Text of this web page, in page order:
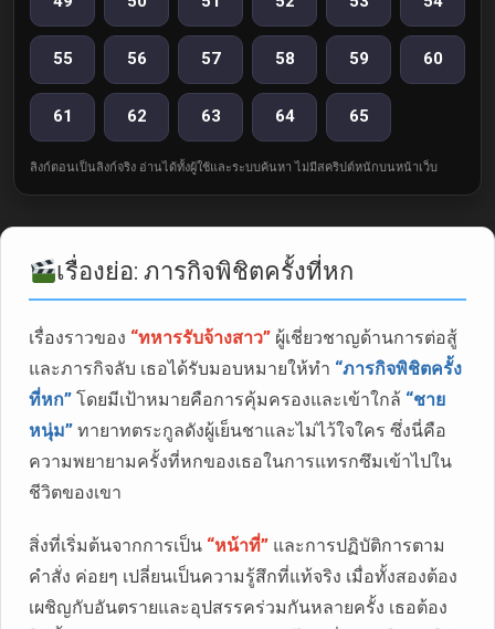
55 56 57 58 59 60
61 62 63 64 65
ลิงก์ตอนเป็นลิงก์จริง อ่านได้ทั้งผู้ใช้และระบบค้นหา ไม่มีสคริปต์หนักบนหน้าเว็บ
เรื่องย่อ: ภารกิจพิชิตครั้งที่หก
เรื่องราวของ “ทหารรับจ้างสาว” ผู้เชี่ยวชาญด้านการต่อสู้
และภารกิจลับ เธอได้รับมอบหมายให้ทำ “ภารกิจพิชิตครั้ง
ที่หก” โดยมีเป้าหมายคือการคุ้มครองและเข้าใกล้ “ชาย
หนุ่ม” ทายาทตระกูลดังผู้เย็นชาและไม่ไว้ใจใคร ซึ่งนี่คือ
ความพยายามครั้งที่หกของเธอในการแทรกซึมเข้าไปใน
ชีวิตของเขา
สิ่งที่เริ่มต้นจากการเป็น “หน้าที่” และการปฏิบัติการตาม
คำสั่ง ค่อยๆ เปลี่ยนเป็นความรู้สึกที่แท้จริง เมื่อทั้งสองต้อง
เผชิญกับอันตรายและอุปสรรคร่วมกันหลายครั้ง เธอต้อง